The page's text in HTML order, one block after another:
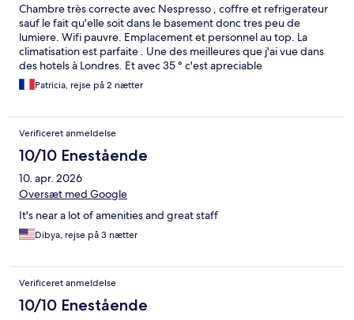
Chambre très correcte avec Nespresso , coffre et refrigerateur
sauf le fait qu'elle soit dans le basement donc tres peu de
lumiere. Wifi pauvre. Emplacement et personnel au top. La
climatisation est parfaite . Une des meilleures que j'ai vue dans
des hotels à Londres. Et avec 35 ° c'est apreciable
Patricia, rejse på 2 nætter
Verificeret anmeldelse
10/10 Enestående
10. apr. 2026
Oversæt med Google
It's near a lot of amenities and great staff
Dibya, rejse på 3 nætter
Verificeret anmeldelse
10/10 Enestående